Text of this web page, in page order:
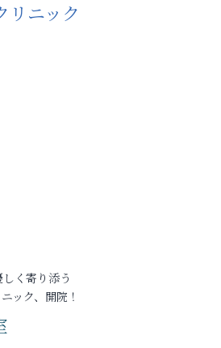
リニック
く寄り添う
ック、開院！